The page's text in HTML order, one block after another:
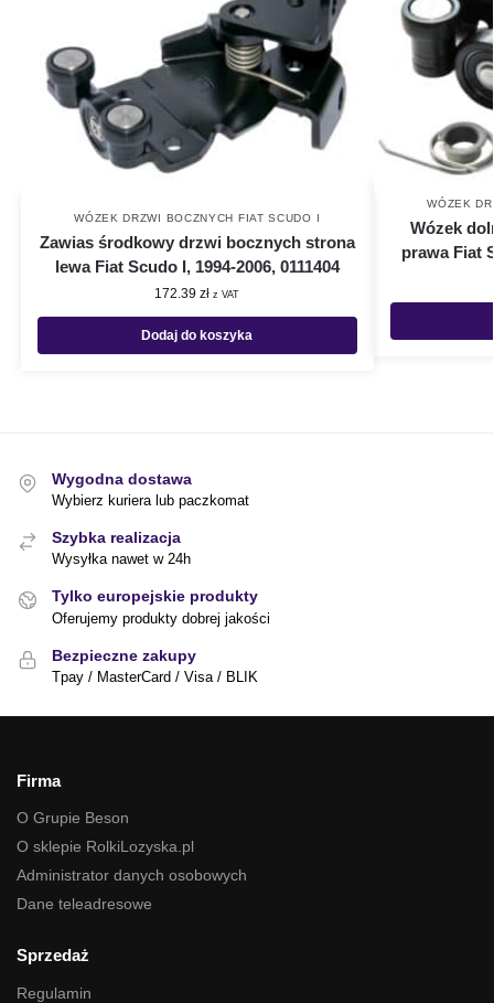
WÓZEK DRZWI BOCZNYCH FIAT SCUDO I
Zawias środkowy drzwi bocznych strona
lewa Fiat Scudo I, 1994-2006, 0111404
172.39zł z VAT
Dodaj do koszyka
WÓZEK
Wózek
prawa Fiat
Wygodna dostawa
Wybierz kuriera lub paczkomat
Szybka realizacja
Wysyłka nawet w 24h
Tylko europejskie produkty
Oferujemy produkty dobrej jakości
Bezpieczne zakupy
Tpay / MasterCard / Visa / BLIK
Firma
O Grupie Beson
O sklepie RolkiLozyska.pl
Administrator danych osobowych
Dane teleadresowe
Sprzedaż
Regulamin